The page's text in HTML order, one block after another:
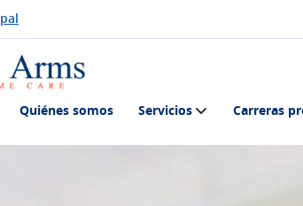
Quiénes somos Servicios Carreras